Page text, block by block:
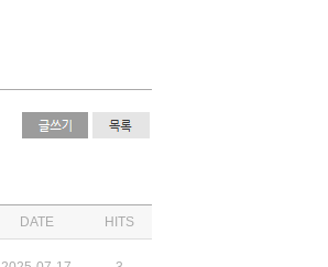
DATE HITS